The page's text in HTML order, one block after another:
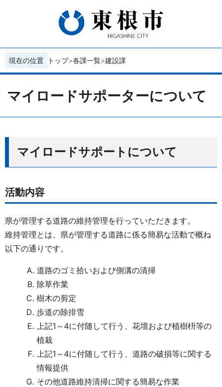
現在の位置 トップ 各課一覧 建設課
マイロードサポーターについて
マイロードサポートについて
活動内容
県が管理する道路の維持管理を行っていただきます。
維持管理とは、県が管理する道路に係る簡易な活動で概ね
以下の通りです。
道路のゴミ拾いおよび側溝の清掃
除草作業
樹木の剪定
歩道の除排雪
上記1～4に付随して行う、花壇および植樹枡等の
植栽
上記1～4に付随して行う、道路の破損等に関する
情報提供
その他道路維持清掃に関する簡易な作業